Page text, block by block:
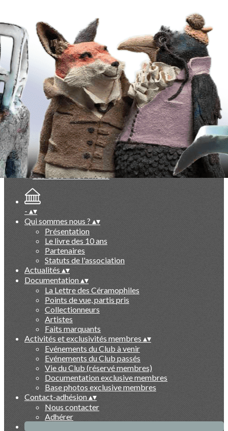
Exporter toutes les colonnes
Exporter uniquement les colonnes affichées
Menu
La Lettre des Céramophiles
Points de vue, partis pris
Collectionneurs
Artistes
Faits marquants
Ajoutez un logo, un bouton, des réseaux sociaux
Cliquez pour éditer
- ▴▾
Qui sommes nous ? ▴▾
Présentation
Le livre des 10 ans
Partenaires
Statuts de l'association
Actualités ▴▾
Documentation▴▾
La Lettre des Céramophiles
Points de vue, partis pris
Collectionneurs
Artistes
Faits marquants
Activités et exclusivités membres ▴▾
Evénements du Club à venir
Evénements du Club passés
Vie du Club (réservé membres)
Documentation exclusive membres
Base photos exclusive membres
Contact-adhésion▴▾
Nous contacter
Adhérer